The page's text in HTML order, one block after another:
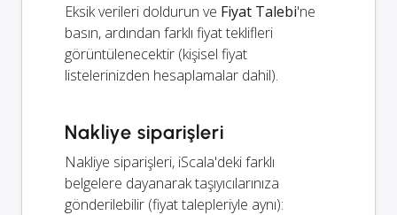
Eksik verileri doldurun ve Fiyat Talebi'ne
basın, ardından farklı fiyat teklifleri
görüntülenecektir (kişisel fiyat
listelerinizden hesaplamalar dahil).
Nakliye siparişleri
Nakliye siparişleri, iScala'deki farklı
belgelere dayanarak taşıyıcılarınıza
gönderilebilir (fiyat talepleriyle aynı):